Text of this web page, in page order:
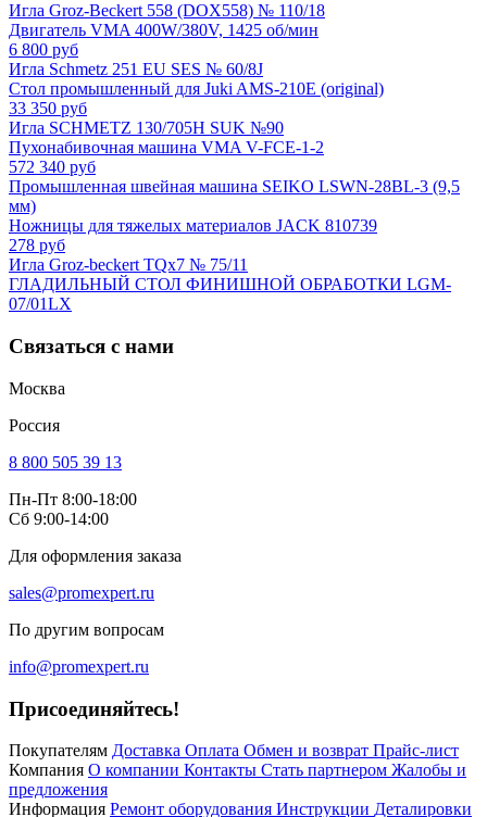
Игла Groz-Beckert 558 (DOX558) № 110/18
Двигатель VMA 400W/380V, 1425 об/мин
6 800 руб
Игла Schmetz 251 EU SES № 60/8J
Стол промышленный для Juki AMS-210E (original)
33 350 руб
Игла SCHMETZ 130/705H SUK №90
Пухонабивочная машина VMA V-FCE-1-2
572 340 руб
Промышленная швейная машина SEIKO LSWN-28BL-3 (9,5
мм)
Ножницы для тяжелых материалов JACK 810739
278 руб
Игла Groz-beckert TQx7 № 75/11
ГЛАДИЛЬНЫЙ СТОЛ ФИНИШНОЙ ОБРАБОТКИ LGM-
07/01LX
Связаться с нами
Москва
Россия
8 800 505 39 13
Пн-Пт 8:00-18:00
Сб 9:00-14:00
Для оформления заказа
sales@promexpert.ru
По другим вопросам
info@promexpert.ru
Присоединяйтесь!
Покупателям Доставка Оплата Обмен и возврат Прайс-лист
Компания О компании Контакты Стать партнером Жалобы и
предложения
Информация Ремонт оборудования Инструкции Деталировки